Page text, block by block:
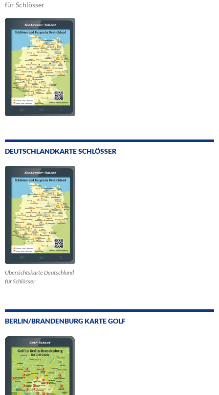
für Schlösser
DEUTSCHLANDKARTE SCHLÖSSER
Übersichtskarte Deutschland
für Schlösser
BERLIN/BRANDENBURG KARTE GOLF